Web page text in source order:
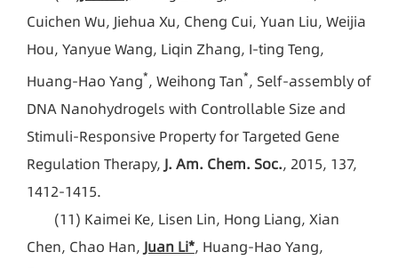
Cuichen Wu, Jiehua Xu, Cheng Cui, Yuan Liu, Weijia
Hou, Yanyue Wang, Liqin Zhang, I-ting Teng,
Huang-Hao Yang*, Weihong Tan*, Self-assembly of
DNA Nanohydrogels with Controllable Size and
Stimuli-Responsive Property for Targeted Gene
Regulation Therapy, J. Am. Chem. Soc., 2015, 137,
1412-1415.
(11) Kaimei Ke, Lisen Lin, Hong Liang, Xian
Chen, Chao Han, Juan Li*, Huang-Hao Yang,